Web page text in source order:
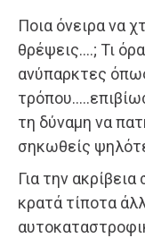
Ποια όνειρα να
θρέψεις….; Τι
ανύπαρκτες
τη δύναμη να
σηκωθείς
Για την
κρατά τίποτα